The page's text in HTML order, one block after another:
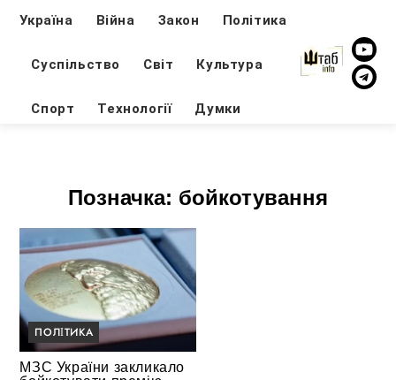
Україна Війна Закон Політика
Суспільство Світ Культура
Спорт Технології Думки
Позначка: бойкотування
ПОЛІТИКА
МЗС України закликало